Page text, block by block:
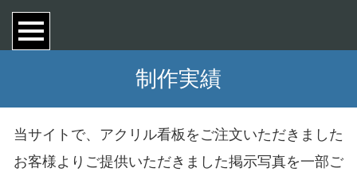
制作実績
当サイトで、アクリル看板をご注文いただきました
お客様よりご提供いただきました掲示写真を一部ご